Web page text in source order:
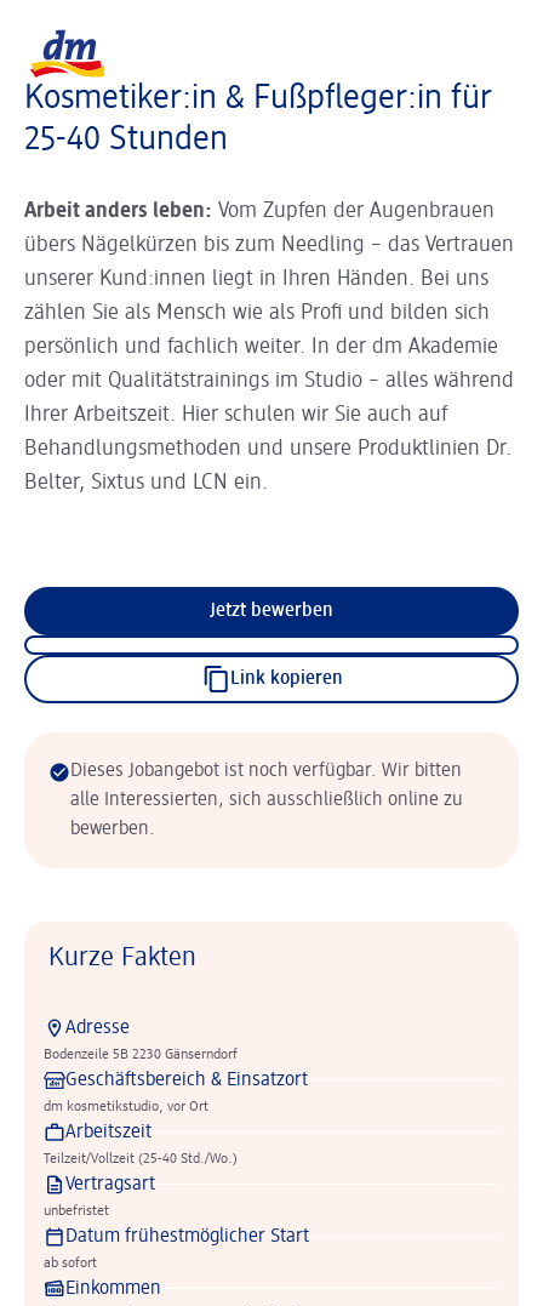
Kosmetiker:in & Fußpfleger:in für
25-40 Stunden
Arbeit anders leben: Vom Zupfen der Augenbrauen
übers Nägelkürzen bis zum Needling – das Vertrauen
unserer Kund:innen liegt in Ihren Händen. Bei uns
zählen Sie als Mensch wie als Profi und bilden sich
persönlich und fachlich weiter. In der dm Akademie
oder mit Qualitätstrainings im Studio – alles während
Ihrer Arbeitszeit. Hier schulen wir Sie auch auf
Behandlungsmethoden und unsere Produktlinien Dr.
Belter, Sixtus und LCN ein.
Jetzt bewerben
Link kopieren
Dieses Jobangebot ist noch verfügbar. Wir bitten
alle Interessierten, sich ausschließlich online zu
bewerben.
Kurze Fakten
Adresse
Bodenzeile 5B 2230 Gänserndorf
Geschäftsbereich & Einsatzort
dm kosmetikstudio, vor Ort
Arbeitszeit
Teilzeit/Vollzeit (25-40 Std./Wo.)
Vertragsart
unbefristet
Datum frühestmöglicher Start
ab sofort
Einkommen